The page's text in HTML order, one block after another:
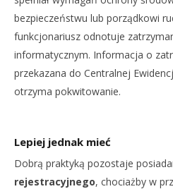
bezpieczeństwu lub porządkowi
funkcjonariusz odnotuje
informatycznym. Informacja o
przekazana do Centralnej
otrzyma pokwitowanie.
Lepiej jednak mieć
Dobrą praktyką pozostaje
rejestracyjnego, chociażby w